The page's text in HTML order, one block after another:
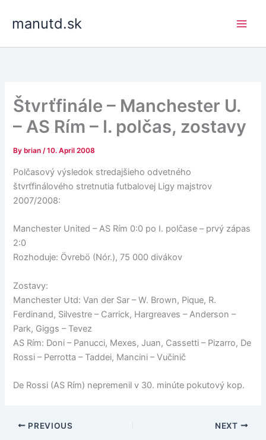
manutd.sk
Štvrťfinále – Manchester U.
– AS Rím – I. polčas, zostavy
By brian/10. April 2008
Polčasový výsledok stredajšieho odvetného
štvrťfinálového stretnutia futbalovej Ligy majstrov
2007/2008:
Manchester United – AS Rím 0:0 po I. polčase – prvý zápas
2:0
Rozhoduje: Övrebö (Nór.), 75 000 divákov
Zostavy:
Manchester Utd: Van der Sar – W. Brown, Pique, R.
Ferdinand, Silvestre – Carrick, Hargreaves – Anderson –
Park, Giggs – Tevez
AS Rím: Doni – Panucci, Mexes, Juan, Cassetti – Pizarro, De
Rossi – Perrotta – Taddei, Mancini – Vučinič
De Rossi (AS Rím) nepremenil v 30. minúte pokutový kop.
PREVIOUS NEXT